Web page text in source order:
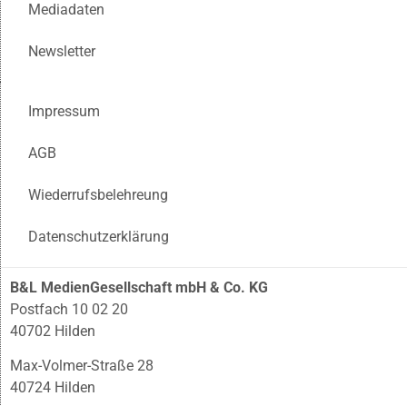
Mediadaten
Newsletter
Impressum
AGB
Wiederrufsbelehreung
Datenschutzerklärung
B&L MedienGesellschaft mbH & Co. KG
Postfach 10 02 20
40702 Hilden
Max-Volmer-Straße 28
40724 Hilden